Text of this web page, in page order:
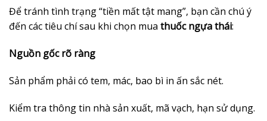
Để tránh tình trạng “tiền mất tật mang”, bạn cần chú ý
đến các tiêu chí sau khi chọn mua thuốc ngựa thái:
Nguồn gốc rõ ràng
Sản phẩm phải có tem, mác, bao bì in ấn sắc nét.
Kiểm tra thông tin nhà sản xuất, mã vạch, hạn sử dụng.